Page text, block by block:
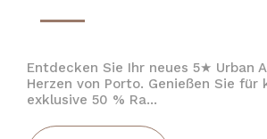
Entdecken Sie Ihr neues 5★ Urban
Herzen von Porto. Genießen Sie für
exklusive 50 % Ra...